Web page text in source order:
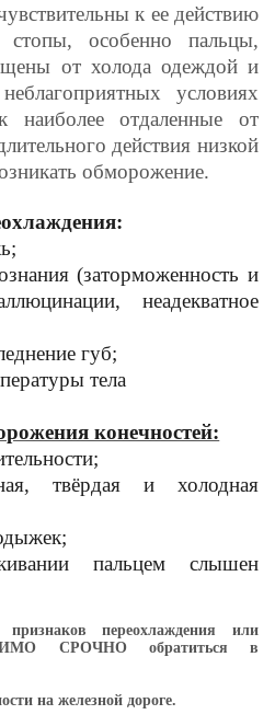
к ее действию
особенно пальцы,
от холода одеждой и
условиях
наиболее отдаленные от
действия низкой
обморожение.
(заторможенность и
неадекватное
губ;
тела
конечностей:
твёрдая и холодная
пальцем слышен
переохлаждения или
СРОЧНО обратиться в
на железной дороге.